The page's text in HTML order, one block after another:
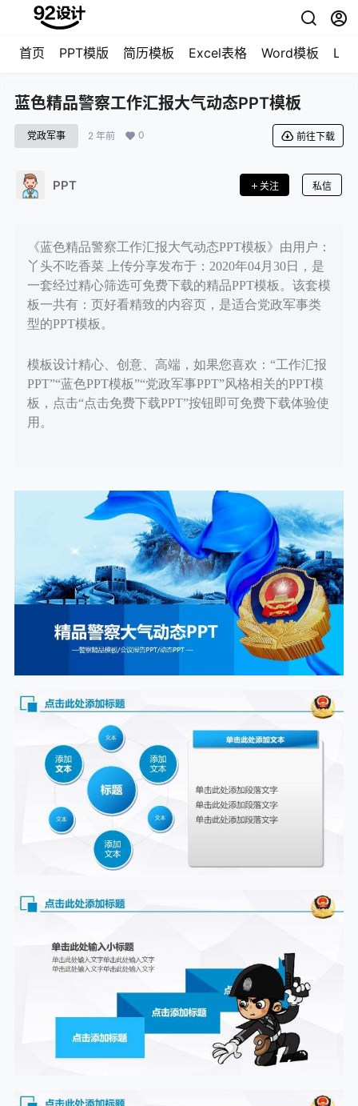
首页 PPT模版 简历模板 Excel表格 Word模板
蓝色精品警察工作汇报大气动态PPT模板
党政军事 2 年前 0 前往下载
PPT 关注 私信
《蓝色精品警察工作汇报大气动态PPT模板》由用户：
丫头不吃香菜 上传分享发布于：2020年04月30日，是
一套经过精心筛选可免费下载的精品PPT模板。该套模
板一共有：页好看精致的内容页，是适合党政军事类
型的PPT模板。
模板设计精心、创意、高端，如果您喜欢：“工作汇报
PPT”“蓝色PPT模板”“党政军事PPT”风格相关的PPT模
板，点击“点击免费下载PPT”按钮即可免费下载体验使
用。